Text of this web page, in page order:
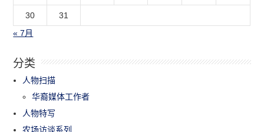
30
31
« 7月
分类
人物扫描
华裔媒体工作者
人物特写
农场访谈系列